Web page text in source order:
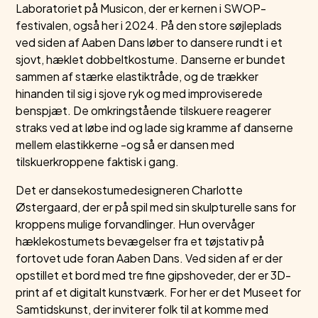
Laboratoriet på Musicon, der er kernen i SWOP-
festivalen, også her i 2024. På den store søjleplads
ved siden af Aaben Dans løber to dansere rundt i et
sjovt, hæklet dobbeltkostume. Danserne er bundet
sammen af stærke elastiktråde, og de trækker
hinanden til sig i sjove ryk og med improviserede
benspjæt. De omkringstående tilskuere reagerer
straks ved at løbe ind og lade sig kramme af danserne
mellem elastikkerne -og så er dansen med
tilskuerkroppene faktisk i gang.
Det er dansekostumedesigneren Charlotte
Østergaard, der er på spil med sin skulpturelle sans for
kroppens mulige forvandlinger. Hun overvåger
hæklekostumets bevægelser fra et tøjstativ på
fortovet ude foran Aaben Dans. Ved siden af er der
opstillet et bord med tre fine gipshoveder, der er 3D-
print af et digitalt kunstværk. For her er det Museet for
Samtidskunst, der inviterer folk til at komme med